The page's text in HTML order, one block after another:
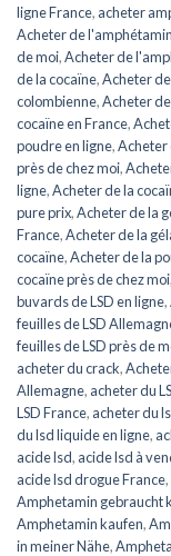
ligne France, acheter
Acheter de
de moi,Acheter de
de la cocaïne,Acheter
colombienne,Acheter
cocaïne en France,
poudre en ligne,Acheter
près de chez moi,
ligne,Acheter de la
pure prix,Acheter de la
France,Acheter de la
cocaïne,Acheter de la
cocaïne près de chez moi,
buvards de LSD en ligne,
feuilles de LSD
feuilles de LSD près de
acheter du crack,
Allemagne, acheter du
LSD France, acheter du
du lsd liquide en ligne,
acide lsd, acide lsd à
acide lsd drogue France,
Amphetamin gebraucht
Amphetamin kaufen,
in meiner Nähe,